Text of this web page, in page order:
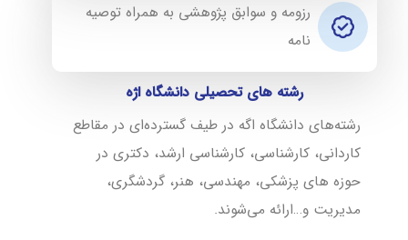
رزومه و سوابق پژوهشی به همراه توصیه
نامه
رشته های تحصیلی دانشگاه اژه
رشته‌های دانشگاه اگه در طیف گسترده‌ای در مقاطع
کاردانی، کارشناسی، کارشناسی ارشد، دکتری در
حوزه های پزشکی، مهندسی، هنر، گردشگری،
مدیریت و…ارائه می‌شوند.